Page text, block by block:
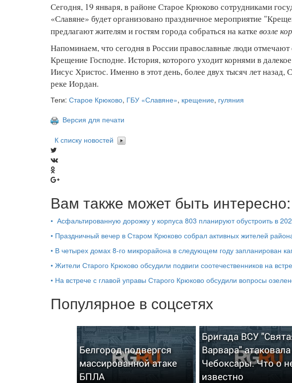
Сегодня, 19 января, в районе Старое Крюково сотрудниками
«Славяне» будет организовано праздничное мероприятие
предлагают жителям и гостям города собраться на катке возле
Напоминаем, что сегодня в России православные люди
Крещение Господне. История, которого уходит корнями в
Иисус Христос. Именно в этот день, более двух тысяч лет назад,
реке Иордан.
Теги: Старое Крюково, ГБУ «Славяне», крещение, гуляния
Версия для печати
К списку новостей
Вам также может быть интересно:
• Асфальтированную дорожку у корпуса 803 планируют обустроить в
• Праздничный вечер в Старом Крюково собрал активных жителей
• В четырех домах 8-го микрорайона в следующем году запланирован
• Жители Старого Крюково обсудили подвиги соотечественников на
• На встрече с главой управы Старого Крюково обсудили вопросы
Популярное в соцсетях
Белгород подвергся
массированной атаке
БПЛА
Бригада ВСУ
Варвара" атаковала
Чебоксары. Что о
известно